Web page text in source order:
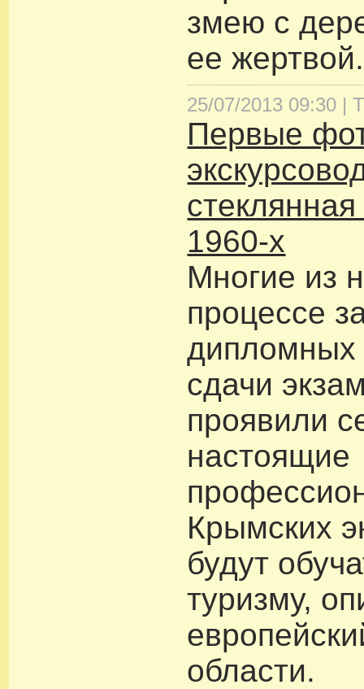
змею с
ее жертвой.
25/07/2013 09:30 |
Первые
1960-х
Многие из
процессе
дипломных
сдачи
проявили
настоящие
Крымских
будут
туризму,
области.